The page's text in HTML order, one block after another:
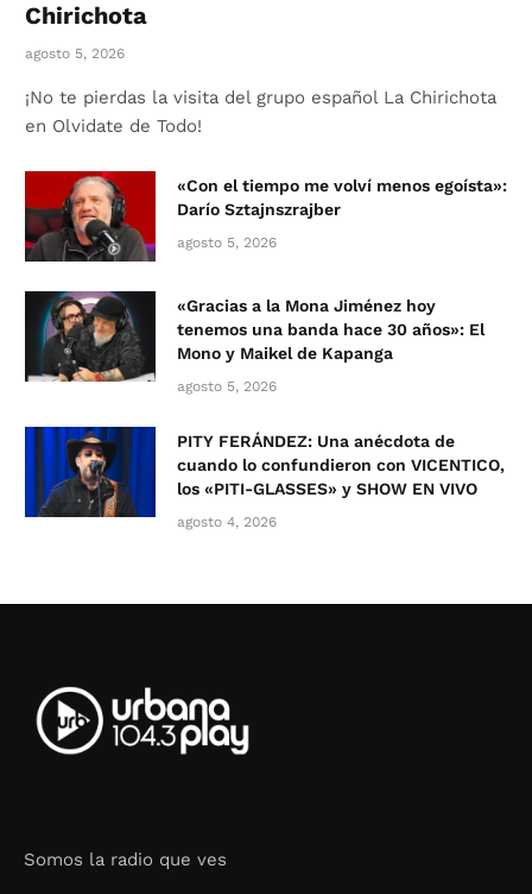
Chirichota
agosto 5, 2026
¡No te pierdas la visita del grupo español La Chirichota
en Olvidate de Todo!
«Con el tiempo me volví menos egoísta»:
Darío Sztajnszrajber
agosto 5, 2026
«Gracias a la Mona Jiménez hoy
tenemos una banda hace 30 años»: El
Mono y Maikel de Kapanga
agosto 5, 2026
PITY FERÁNDEZ: Una anécdota de
cuando lo confundieron con VICENTICO,
los «PITI-GLASSES» y SHOW EN VIVO
agosto 4, 2026
Somos la radio que ves